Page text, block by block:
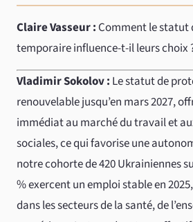
Claire Vasseur : Comment le statut
temporaire influence-t-il leurs choix
Vladimir Sokolov : Le statut de
renouvelable jusqu’en mars 2027,
immédiat au marché du travail et
sociales, ce qui favorise une
notre cohorte de 420 Ukrainiennes
% exercent un emploi stable en
dans les secteurs de la santé, de